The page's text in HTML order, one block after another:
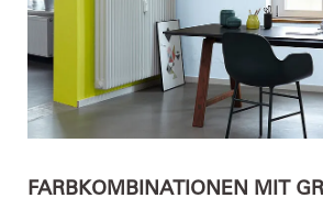
FARBKOMBINATIONEN MIT